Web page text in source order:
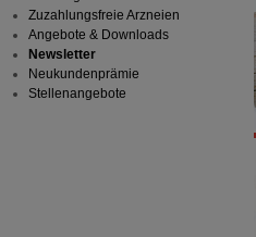
Zuzahlungsfreie Arzneien
Angebote & Downloads
Newsletter
Neukundenprämie
Stellenangebote